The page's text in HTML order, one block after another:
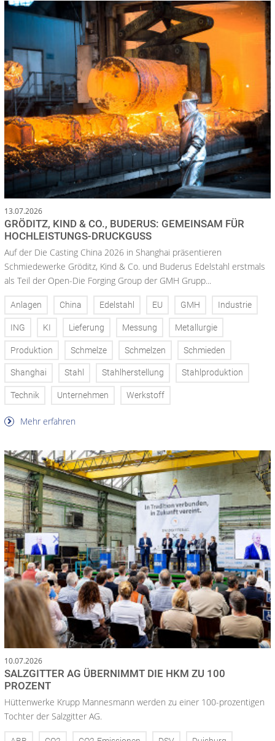
13.07.2026
GRÖDITZ, KIND & CO., BUDERUS: GEMEINSAM FÜR
HOCHLEISTUNGS-DRUCKGUSS
Auf der Die Casting China 2026 in Shanghai präsentieren
Schmiedewerke Gröditz, Kind & Co. und Buderus Edelstahl erstmals
als Teil der Open-Die Forging Group der GMH Grupp...
Anlagen China Edelstahl EU GMH Industrie
ING KI Lieferung Messung Metallurgie
Produktion Schmelze Schmelzen Schmieden
Shanghai Stahl Stahlherstellung Stahlproduktion
Technik Unternehmen Werkstoff
Mehr erfahren
10.07.2026
SALZGITTER AG ÜBERNIMMT DIE HKM ZU 100
PROZENT
Hüttenwerke Krupp Mannesmann werden zu einer 100-prozentigen
Tochter der Salzgitter AG.